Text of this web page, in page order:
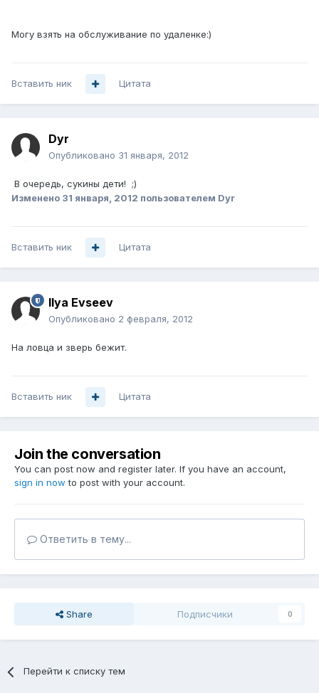
Могу взять на обслуживание по удаленке:)
Вставить ник Цитата
Dyr
Опубликовано 31 января, 2012
В очередь, сукины дети! ;)
Изменено 31 января, 2012 пользователем Dyr
Вставить ник Цитата
Ilya Evseev
Опубликовано 2 февраля, 2012
На ловца и зверь бежит.
Вставить ник Цитата
Join the conversation
You can post now and register later. If you have an account,
sign in now to post with your account.
Ответить в тему...
Share Подписчики 0
Перейти к списку тем